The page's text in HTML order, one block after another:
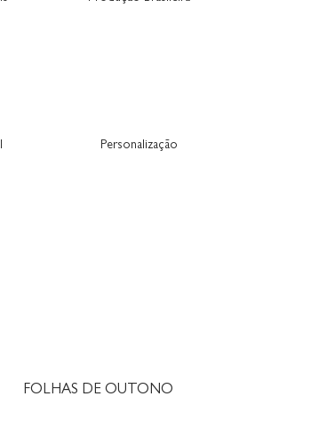
Personalização
FOLHAS DE OUTONO